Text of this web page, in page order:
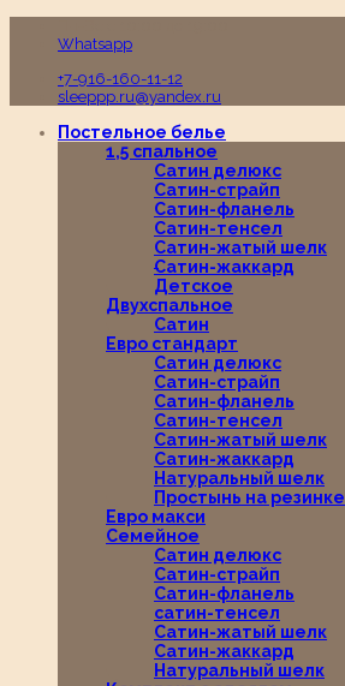
Whatsapp
+7-916-160-11-12
sleeppp.ru@yandex.ru
Постельное белье
1,5 спальное
Сатин делюкс
Сатин-страйп
Сатин-фланель
Сатин-тенсел
Сатин-жатый шелк
Сатин-жаккард
Детское
Двухспальное
Сатин
Евро стандарт
Сатин делюкс
Сатин-страйп
Сатин-фланель
Сатин-тенсел
Сатин-жатый шелк
Сатин-жаккард
Натуральный шелк
Простынь на резинке
Евро макси
Семейное
Сатин делюкс
Сатин-страйп
Сатин-фланель
сатин-тенсел
Сатин-жатый шелк
Сатин-жаккард
Натуральный шелк